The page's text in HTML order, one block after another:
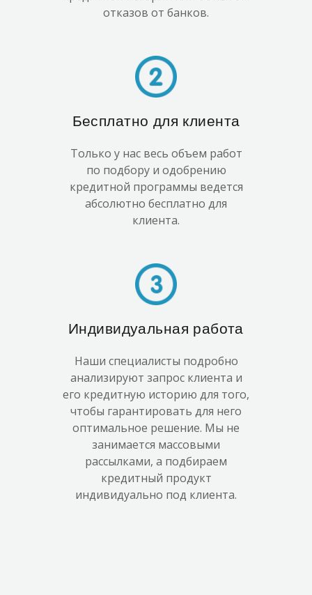
отказов от банков.
Бесплатно для клиента
Только у нас весь объем работ
по подбору и одобрению
кредитной программы ведется
абсолютно бесплатно для
клиента.
Индивидуальная работа
Наши специалисты подробно
анализируют запрос клиента и
его кредитную историю для того,
чтобы гарантировать для него
оптимальное решение. Мы не
занимается массовыми
рассылками, а подбираем
кредитный продукт
индивидуально под клиента.